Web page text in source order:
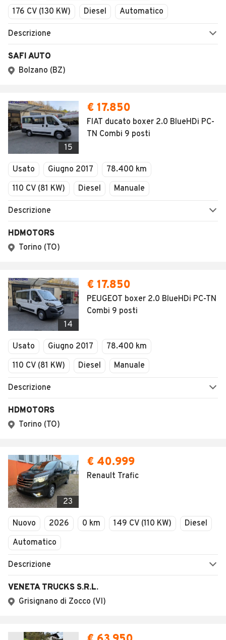
176 CV (130 KW)
Diesel Automatico
Descrizione
SAFI AUTO
Bolzano (BZ)
15
€ 17.850
FIAT ducato boxer 2.0 BlueHDi PC-
TN Combi 9 posti
Usato Giugno 2017
78.400 km
110 CV (81 KW)
Diesel Manuale
Descrizione
HDMOTORS
Torino (TO)
14
€ 17.850
PEUGEOT boxer 2.0 BlueHDi PC-TN
Combi 9 posti
Usato Giugno 2017
78.400 km
110 CV (81 KW)
Diesel Manuale
Descrizione
HDMOTORS
Torino (TO)
23
€ 40.999
Renault Trafic
Nuovo 2026 0 km 149 CV (110 KW)
Diesel
Automatico
Descrizione
VENETA TRUCKS S.R.L.
Grisignano di Zocco (VI)